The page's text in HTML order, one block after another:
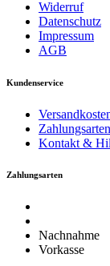
Widerruf
Datenschutz
Impressum
AGB
Kundenservice
Zahlungsarten
Kontakt &
Zahlungsarten
Nachnahme
Vorkasse